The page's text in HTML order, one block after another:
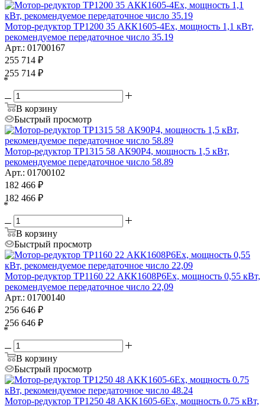
Мотор-редуктор ТР1200 35 АКК1605-4Ех, мощность 1,1 кВт,
рекомендуемое передаточное число 35.19
Арт.: 01700167
255 714 ₽
255 714 ₽
*
В корзину
Быстрый просмотр
Мотор-редуктор ТР1315 58 АК90Р4, мощность 1,5 кВт,
рекомендуемое передаточное число 58.89
Арт.: 01700102
182 466 ₽
182 466 ₽
*
В корзину
Быстрый просмотр
Мотор-редуктор ТР1160 22 АКК1608P6Ех, мощность 0,55 кВт,
рекомендуемое передаточное число 22,09
Арт.: 01700140
256 646 ₽
256 646 ₽
*
В корзину
Быстрый просмотр
Мотор-редуктор TP1250 48 AKK1605-6Ex, мощность 0.75 кВт,